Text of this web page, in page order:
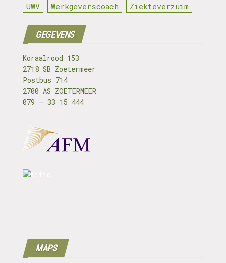
UWV
Werkgeverscoach Ziekteverzuim
GEGEVENS
Koraalrood 153
2718 SB Zoetermeer
Postbus 714
2700 AS ZOETERMEER
079 – 33 15 444
MAPS